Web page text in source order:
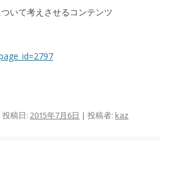
プ
いて考えさせるコンテンツ
投稿日: 2015年7月6日 | 投稿者: kaz